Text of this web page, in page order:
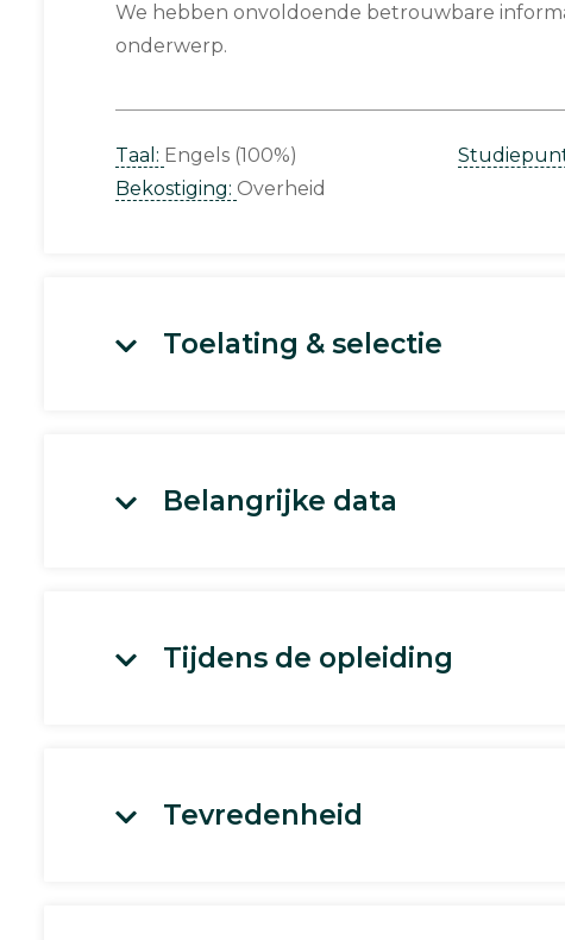
We hebben onvoldoende betrouwbare
onderwerp.
Taal: Engels (100%)
Bekostiging: Overheid
Toelating & selectie
Belangrijke data
Tijdens de opleiding
Tevredenheid